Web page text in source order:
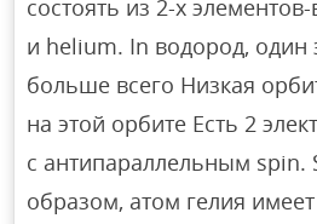
состоять из 2-х
и helium. In водород, один
больше всего Низкая
на этой орбите Есть 2
с антипараллельным spin.
образом, атом гелия